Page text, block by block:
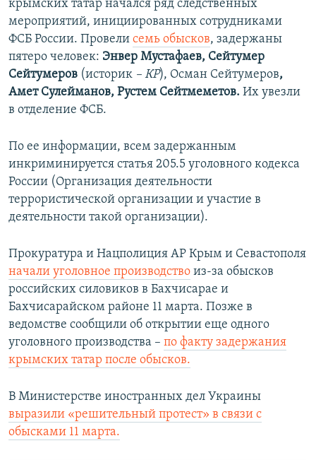
крымских татар начался ряд следственных
мероприятий, инициированных сотрудниками
ФСБ России. Провели семь обысков, задержаны
пятеро человек: Энвер Мустафаев, Сейтумер
Сейтумеров (историк – КР), Осман Сейтумеров,
Амет Сулейманов, Рустем Сейтмеметов. Их увезли
в отделение ФСБ.
По ее информации, всем задержанным
инкриминируется статья 205.5 уголовного кодекса
России (Организация деятельности
террористической организации и участие в
деятельности такой организации).
Прокуратура и Нацполиция АР Крым и Севастополя
начали уголовное производство из-за обысков
российских силовиков в Бахчисарае и
Бахчисарайском районе 11 марта. Позже в
ведомстве сообщили об открытии еще одного
уголовного производства – по факту задержания
крымских татар после обысков.
В Министерстве иностранных дел Украины
выразили «решительный протест» в связи с
обысками 11 марта.